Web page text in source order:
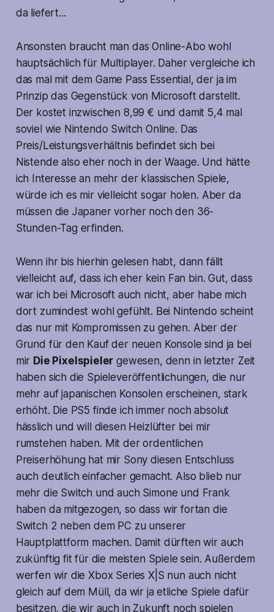
da liefert...
Ansonsten braucht man das Online-Abo wohl
hauptsächlich für Multiplayer. Daher vergleiche ich
das mal mit dem Game Pass Essential, der ja im
Prinzip das Gegenstück von Microsoft darstellt.
Der kostet inzwischen 8,99 € und damit 5,4 mal
soviel wie Nintendo Switch Online. Das
Preis/Leistungsverhältnis befindet sich bei
Nistende also eher noch in der Waage. Und hätte
ich Interesse an mehr der klassischen Spiele,
würde ich es mir vielleicht sogar holen. Aber da
müssen die Japaner vorher noch den 36-
Stunden-Tag erfinden.
Wenn ihr bis hierhin gelesen habt, dann fällt
vielleicht auf, dass ich eher kein Fan bin. Gut, dass
war ich bei Microsoft auch nicht, aber habe mich
dort zumindest wohl gefühlt. Bei Nintendo scheint
das nur mit Kompromissen zu gehen. Aber der
Grund für den Kauf der neuen Konsole sind ja bei
mir Die Pixelspieler gewesen, denn in letzter Zeit
haben sich die Spieleveröffentlichungen, die nur
mehr auf japanischen Konsolen erscheinen, stark
erhöht. Die PS5 finde ich immer noch absolut
hässlich und will diesen Heizlüfter bei mir
rumstehen haben. Mit der ordentlichen
Preiserhöhung hat mir Sony diesen Entschluss
auch deutlich einfacher gemacht. Also blieb nur
mehr die Switch und auch Simone und Frank
haben da mitgezogen, so dass wir fortan die
Switch 2 neben dem PC zu unserer
Hauptplattform machen. Damit dürften wir auch
zukünftig fit für die meisten Spiele sein. Außerdem
werfen wir die Xbox Series X|S nun auch nicht
gleich auf dem Müll, da wir ja etliche Spiele dafür
besitzen, die wir auch in Zukunft noch spielen